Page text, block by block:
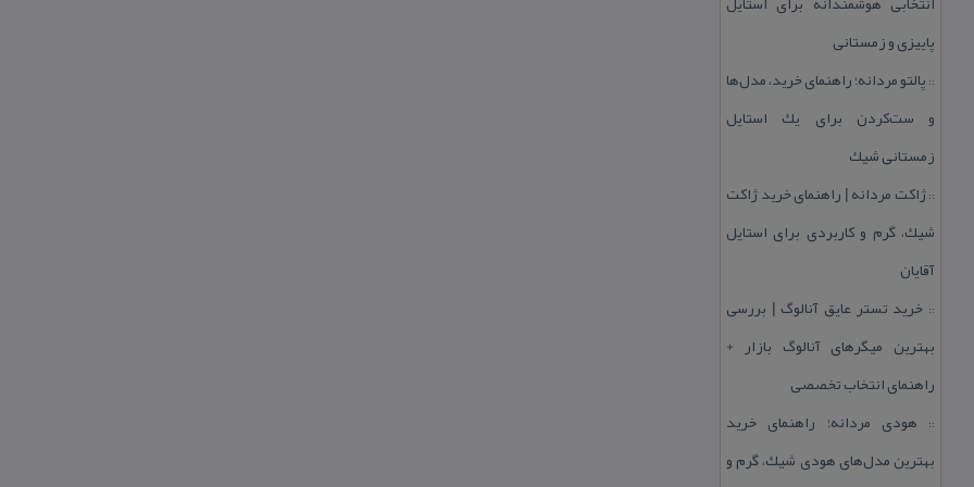
پاییزی و زمستانی
:: پالتو مردانه؛ راهنمای خرید، مدل‌ها
و ست‌كردن برای یك استایل
زمستانی شیك
::ژاكت مردانه | راهنمای خرید ژاكت
شیك، گرم و كاربردی برای استایل
آقایان
:: خرید تستر عایق آنالوگ | بررسی
بهترین میگرهای آنالوگ بازار +
راهنمای انتخاب تخصصی
:: هودی مردانه؛ راهنمای خرید
بهترین مدل‌های هودی شیك، گرم و